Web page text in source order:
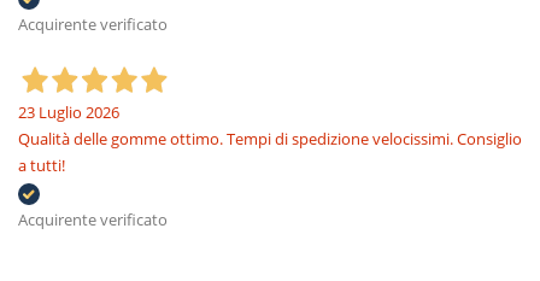
Acquirente verificato
23 Luglio 2026
Qualità delle gomme ottimo. Tempi di spedizione velocissimi. Consiglio
a tutti!
Acquirente verificato